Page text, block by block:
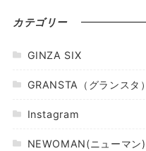
カテゴリー
GINZA SIX
GRANSTA（グランスタ）
Instagram
NEWOMAN(ニューマン)